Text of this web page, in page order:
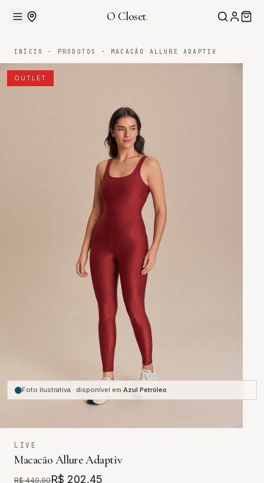
O Closet.
INÍCIO · PRODUTOS · MACACÃO ALLURE ADAPTIV
OUTLET
Foto ilustrativa · disponível em Azul Petróleo
LIVE
Macacão Allure Adaptiv
R$ 449,90R$ 202,45